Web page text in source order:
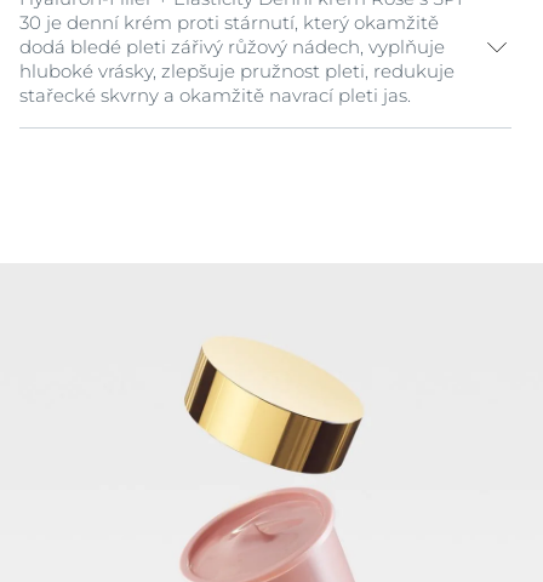
30 je denní krém proti stárnutí, který okamžitě
dodá bledé pleti zářivý růžový nádech, vyplňuje
hluboké vrásky, zlepšuje pružnost pleti, redukuje
stařecké skvrny a okamžitě navrací pleti jas.
vrásky
Nový kolagen-elastin komplex, vysoce účinná
kombinace arktiinu a kreatinu, stimuluje produkci
kolagenu a zlepšujepružnost pleti
. Patentovaná
složka značky Eucerin thiamidol redukuje výskyt
Denní krém Rosé zároveň obsahuje SPF 30 a UVA filtr,
díky kterým účinně předchází
předčasnému stárnutí
pleti způsobenému UV zářením a prohlubování